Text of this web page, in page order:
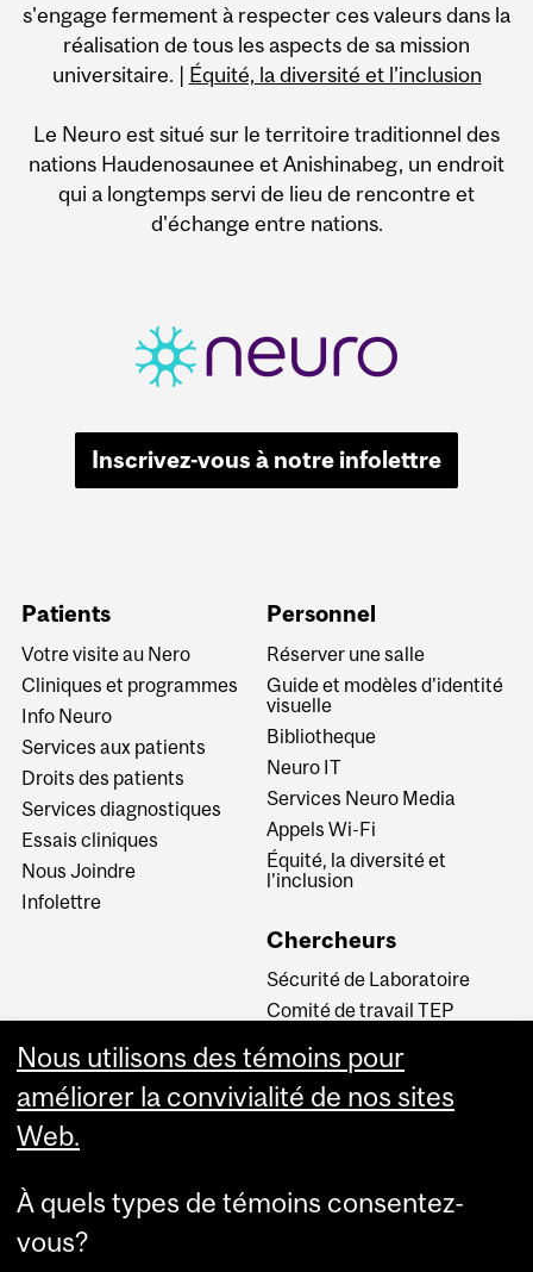
s'engage fermement à respecter ces valeurs dans la
réalisation de tous les aspects de sa mission
universitaire. | Équité, la diversité et l’inclusion
Le Neuro est situé sur le territoire traditionnel des
nations Haudenosaunee et Anishinabeg, un endroit
qui a longtemps servi de lieu de rencontre et
d'échange entre nations.
Inscrivez-vous à notre infolettre
Patients
Votre visite au Nero
Cliniques et programmes
Info Neuro
Services aux patients
Droits des patients
Services diagnostiques
Essais cliniques
Nous Joindre
Infolettre
Personnel
Réserver une salle
Guide et modèles d'identité
visuelle
Bibliotheque
Neuro IT
Services Neuro Media
Appels Wi-Fi
Équité, la diversité et
l’inclusion
Chercheurs
Sécurité de Laboratoire
Comité de travail TEP
Comité d’éthique de la
recherche du CUSM
Carrière au Neuro
Nous utilisons des témoins pour
améliorer la convivialité de nos sites
Web.
À quels types de témoins consentez-
vous?